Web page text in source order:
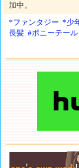
加中。
*ファンタジー *少
長髪 #ポニーテール